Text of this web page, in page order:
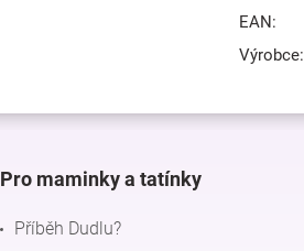
EAN:
Výrobce:
Pro maminky a tatínky
Příběh Dudlu?